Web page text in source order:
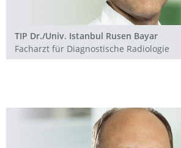
TIP Dr./Univ. Istanbul Rusen Bayar
Facharzt für Diagnostische Radiologie